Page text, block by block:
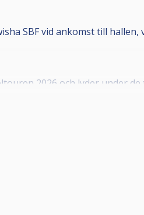
SBF vid ankomst till
2026 och lyder under